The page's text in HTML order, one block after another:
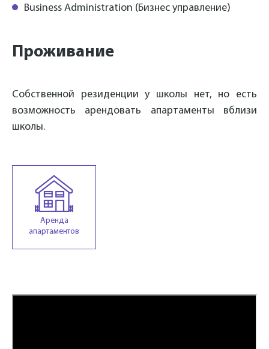
Business Administration (Бизнес управление)
Проживание
Собственной резиденции у школы нет, но есть
возможность арендовать апартаменты вблизи
школы.
Аренда
апартаментов